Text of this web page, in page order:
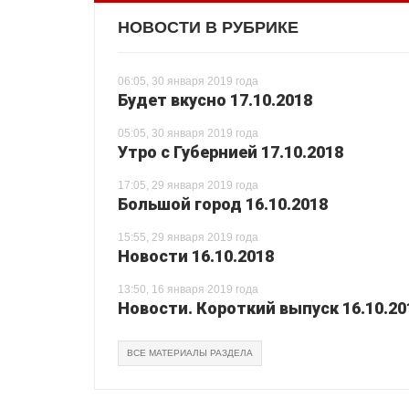
НОВОСТИ В РУБРИКЕ
06:05, 30 января 2019 года
Будет вкусно 17.10.2018
05:05, 30 января 2019 года
Утро с Губернией 17.10.2018
17:05, 29 января 2019 года
Большой город 16.10.2018
15:55, 29 января 2019 года
Новости 16.10.2018
13:50, 16 января 2019 года
Новости. Короткий выпуск
ВСЕ МАТЕРИАЛЫ РАЗДЕЛА